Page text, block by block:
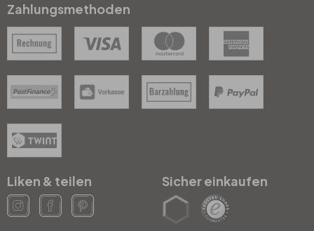
Zahlungsmethoden
Liken & teilen Sicher einkaufen